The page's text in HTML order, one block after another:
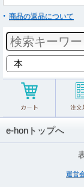
商品の返品について
e-honトップへ
運営